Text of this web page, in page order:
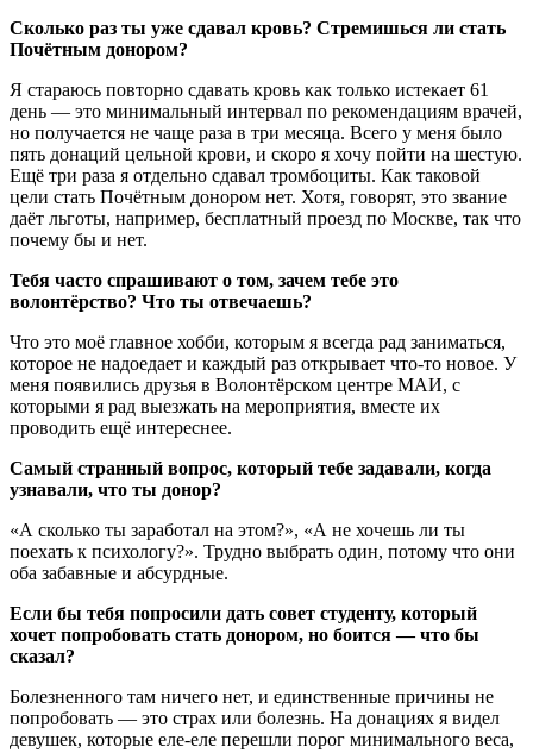
Сколько раз ты уже сдавал кровь? Стремишься ли стать
Почётным донором?
Я стараюсь повторно сдавать кровь как только истекает 61
день — это минимальный интервал по рекомендациям врачей,
но получается не чаще раза в три месяца. Всего у меня было
пять донаций цельной крови, и скоро я хочу пойти на шестую.
Ещё три раза я отдельно сдавал тромбоциты. Как таковой
цели стать Почётным донором нет. Хотя, говорят, это звание
даёт льготы, например, бесплатный проезд по Москве, так что
почему бы и нет.
Тебя часто спрашивают о том, зачем тебе это
волонтёрство? Что ты отвечаешь?
Что это моё главное хобби, которым я всегда рад заниматься,
которое не надоедает и каждый раз открывает что-то новое. У
меня появились друзья в Волонтёрском центре МАИ, с
которыми я рад выезжать на мероприятия, вместе их
проводить ещё интереснее.
Самый странный вопрос, который тебе задавали, когда
узнавали, что ты донор?
«А сколько ты заработал на этом?», «А не хочешь ли ты
поехать к психологу?». Трудно выбрать один, потому что они
оба забавные и абсурдные.
Если бы тебя попросили дать совет студенту, который
хочет попробовать стать донором, но боится — что бы
сказал?
Болезненного там ничего нет, и единственные причины не
попробовать — это страх или болезнь. На донациях я видел
девушек, которые еле-еле перешли порог минимального веса,